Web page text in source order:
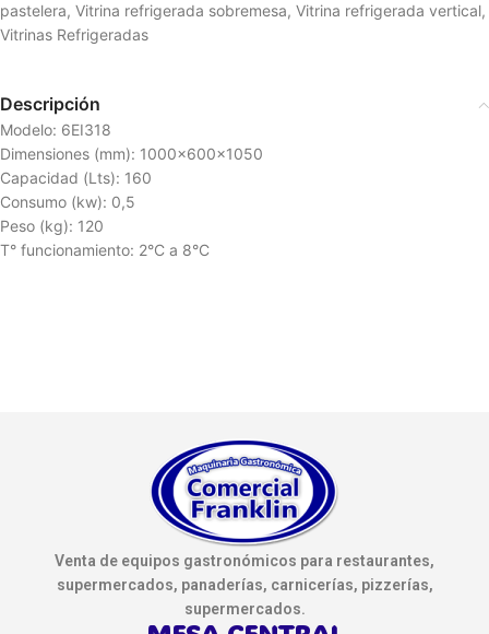
pastelera, Vitrina refrigerada sobremesa, Vitrina refrigerada vertical,
Vitrinas Refrigeradas
Descripción
Modelo: 6EI318
Dimensiones (mm): 1000x600x1050
Capacidad (Lts): 160
Consumo (kw): 0,5
Peso (kg): 120
T° funcionamiento: 2°C a 8°C
Venta de equipos gastronómicos para restaurantes,
supermercados, panaderías, carnicerías, pizzerías,
supermercados.